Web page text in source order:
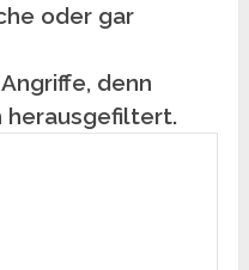
oder gar
denn
herausgefiltert.